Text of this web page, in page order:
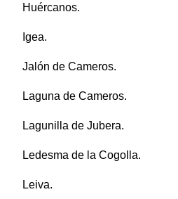
Huércanos.
Igea.
Jalón de Cameros.
Laguna de Cameros.
Lagunilla de Jubera.
Ledesma de la Cogolla.
Leiva.